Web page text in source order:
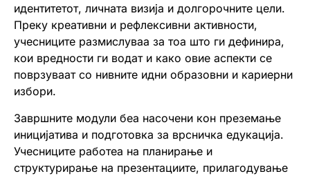
идентитетот, личната визија и долгорочните цели.
Преку креативни и рефлексивни активности,
учесниците размислуваа за тоа што ги дефинира,
кои вредности ги водат и како овие аспекти се
поврзуваат со нивните идни образовни и кариерни
избори.
Завршните модули беа насочени кон преземање
иницијатива и подготовка за врсничка едукација.
Учесниците работеа на планирање и
структурирање на презентациите, прилагодување